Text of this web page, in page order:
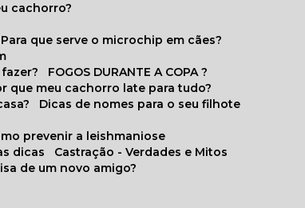
cachorro?
Para que serve o microchip em cães?
FOGOS DURANTE A COPA ?
que meu cachorro late para tudo?
Dicas de nomes para o seu filhote
prevenir a leishmaniose
dicas
Castração - Verdades e Mitos
de um novo amigo?